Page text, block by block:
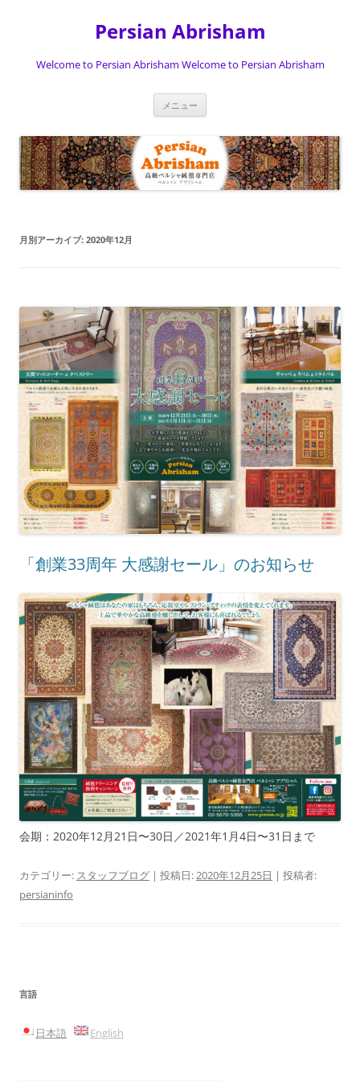
Persian Abrisham
Welcome to Persian Abrisham Welcome to Persian Abrisham
メニュー
ス
キ
ッ
月別アーカイブ: 2020年12月
「創業33周年 大感謝セール」のお知らせ
会期：2020年12月21日〜30日／2021年1月4日〜31日まで
カテゴリー: スタッフブログ | 投稿日:2020年12月25日 | 投稿者:
persianinfo
言語
日本語 English